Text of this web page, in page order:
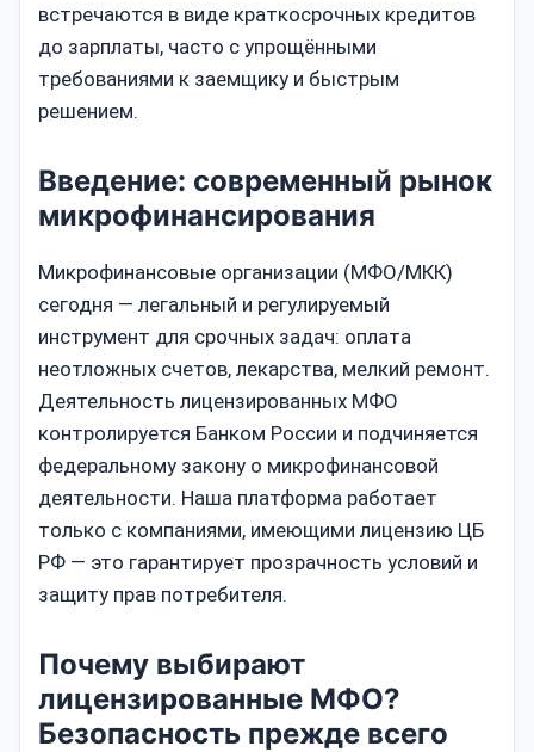
встречаются в виде краткосрочных кредитов
до зарплаты, часто с упрощёнными
требованиями к заемщику и быстрым
решением.
Введение: современный рынок
микрофинансирования
Микрофинансовые организации (МФО/МКК)
сегодня — легальный и регулируемый
инструмент для срочных задач: оплата
неотложных счетов, лекарства, мелкий ремонт.
Деятельность лицензированных МФО
контролируется Банком России и подчиняется
федеральному закону о микрофинансовой
деятельности. Наша платформа работает
только с компаниями, имеющими лицензию ЦБ
РФ — это гарантирует прозрачность условий и
защиту прав потребителя.
Почему выбирают
лицензированные МФО?
Безопасность прежде всего